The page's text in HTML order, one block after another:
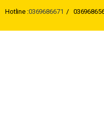
Hotline :0369686671 /